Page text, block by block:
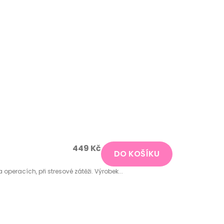
DO KOŠÍKU
449 Kč
při stresové zátěži. Výrobek...